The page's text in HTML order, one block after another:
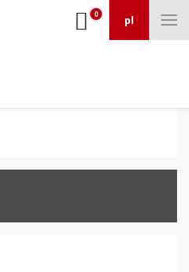
pl
0